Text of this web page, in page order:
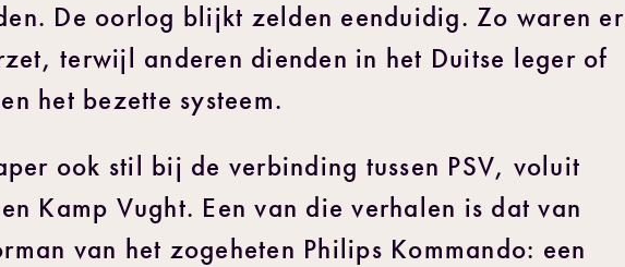
De oorlog blijkt zelden eenduidig. Zo waren er
terwijl anderen dienden in het Duitse leger of
het bezette systeem.
ook stil bij de verbinding tussen PSV, voluit
Kamp Vught. Een van die verhalen is dat van
van het zogeheten Philips Kommando: een